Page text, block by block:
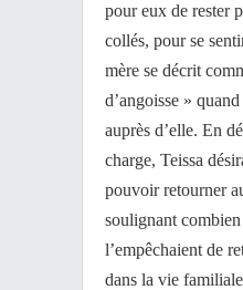
pour eux de rester
collés, pour se
mère se décrit
d’angoisse »
auprès d’elle. En
charge, Teissa
pouvoir retourner
soulignant
l’empêchaient de
dans la vie